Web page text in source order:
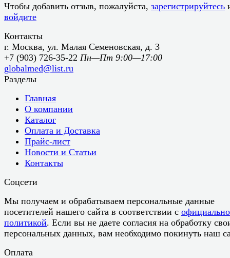
Чтобы добавить отзыв, пожалуйста, зарегистрируйтесь
войдите
Контакты
г. Москва, ул. Малая Семеновская, д. 3
+7 (903) 726-35-22 Пн—Пт 9:00—17:00
globalmed@list.ru
Разделы
Главная
О компании
Каталог
Оплата и Доставка
Прайс-лист
Новости и Статьи
Контакты
Соцсети
Мы получаем и обрабатываем персональные данные
посетителей нашего сайта в соответствии с
политикой. Если вы не даете согласия на обработку
персональных данных, вам необходимо покинуть наш
Оплата